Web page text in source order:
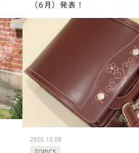
（6月）発表！
2020.12.08
TOPICS